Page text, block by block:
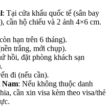
: Tại cửa khẩu quốc tế (sân bay
cần hộ chiếu và 2 ảnh 4×6 cm.
hạn trên 6 tháng).
trắng, mới chụp).
hồi, đặt phòng khách sạn
đi (nếu cần).
Nam: Nếu không thuộc danh
cần xin visa kèm theo visa/thẻ